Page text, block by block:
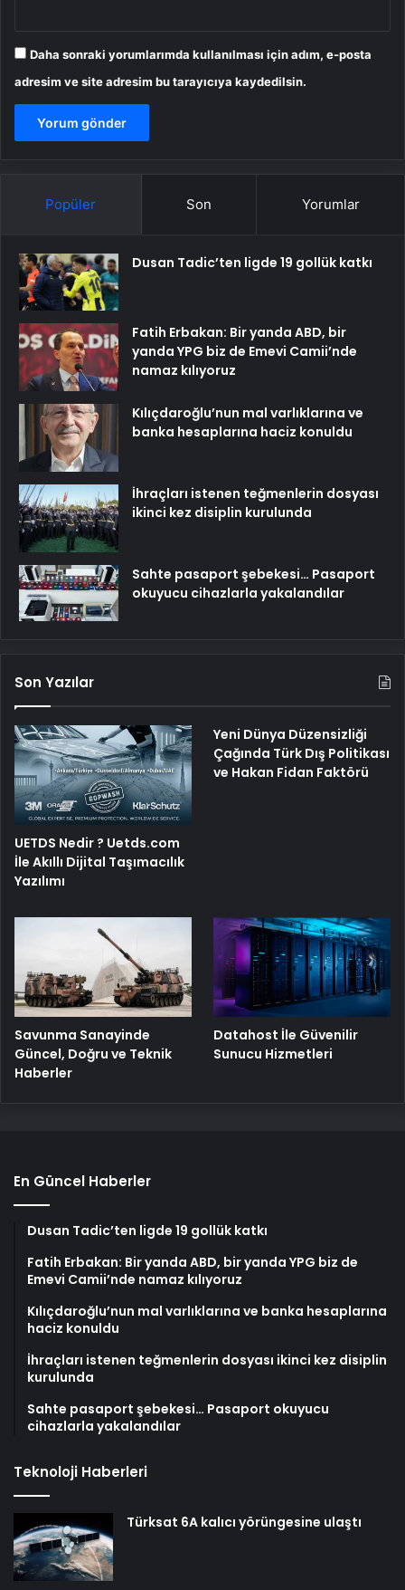
Daha sonraki yorumlarımda kullanılması için adım, e-posta
adresim ve site adresim bu tarayıcıya kaydedilsin.
Popüler Son Yorumlar
Dusan Tadic’ten ligde 19 gollük katkı
Fatih Erbakan: Bir yanda ABD, bir
yanda YPG biz de Emevi Camii’nde
namaz kılıyoruz
Kılıçdaroğlu’nun mal varlıklarına ve
banka hesaplarına haciz konuldu
İhraçları istenen teğmenlerin dosyası
ikinci kez disiplin kurulunda
Sahte pasaport şebekesi… Pasaport
okuyucu cihazlarla yakalandılar
Son Yazılar
UETDS Nedir ? Uetds.com
İle Akıllı Dijital Taşımacılık
Yazılımı
Yeni Dünya Düzensizliği
Çağında Türk Dış Politikası
ve Hakan Fidan Faktörü
Savunma Sanayinde
Güncel, Doğru ve Teknik
Haberler
Datahost İle Güvenilir
Sunucu Hizmetleri
En Güncel Haberler
Dusan Tadic’ten ligde 19 gollük katkı
Fatih Erbakan: Bir yanda ABD, bir yanda YPG biz de
Emevi Camii’nde namaz kılıyoruz
Kılıçdaroğlu’nun mal varlıklarına ve banka hesaplarına
haciz konuldu
İhraçları istenen teğmenlerin dosyası ikinci kez disiplin
kurulunda
Sahte pasaport şebekesi… Pasaport okuyucu
cihazlarla yakalandılar
Teknoloji Haberleri
Türksat 6A kalıcı yörüngesine ulaştı